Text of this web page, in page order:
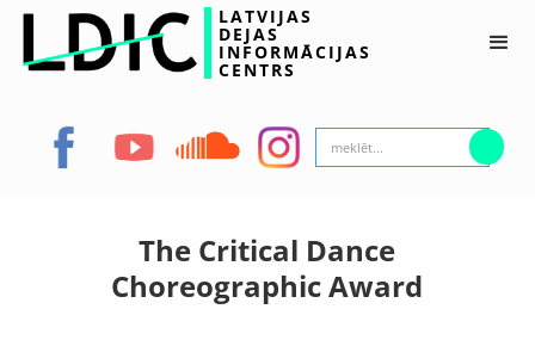
LATVIJAS
DEJAS
INFORMĀCIJAS
CENTRS
The Critical Dance
Choreographic Award